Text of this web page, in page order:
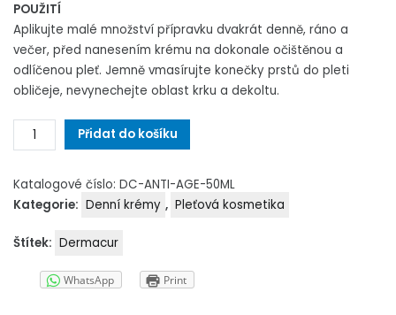
POUŽITÍ
Aplikujte malé množství přípravku dvakrát denně, ráno a
večer, před nanesením krému na dokonale očištěnou a
odlíčenou pleť. Jemně vmasírujte konečky prstů do pleti
obličeje, nevynechejte oblast krku a dekoltu.
ANTI-
AGE
Přidat do košíku
Katalogové číslo: DC-ANTI-AGE-50ML
Kategorie: Denní krémy , Pleťová kosmetika
Štítek: Dermacur
WhatsApp Print